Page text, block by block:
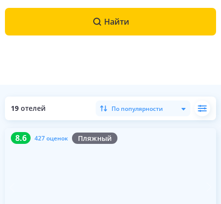
Найти
19 отелей По популярности
8.6 427 оценок Пляжный
8.6 427 оценок